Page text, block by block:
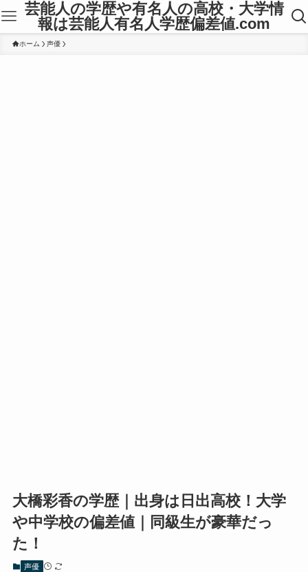
芸能人の学歴や有名人の高校・大学情
報は芸能人有名人学歴偏差値.com
ホーム 声優
大橋彩香の学歴｜出身は日出高校！大学
や中学校の偏差値｜同級生が豪華だっ
た！
声優